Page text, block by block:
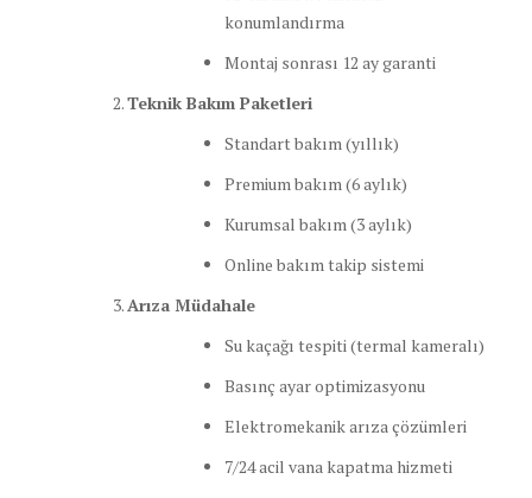
konumlandırma
Montaj sonrası 12 ay garanti
Teknik Bakım Paketleri
Standart bakım (yıllık)
Premium bakım (6 aylık)
Kurumsal bakım (3 aylık)
Online bakım takip sistemi
Arıza Müdahale
Su kaçağı tespiti (termal kameralı)
Basınç ayar optimizasyonu
Elektromekanik arıza çözümleri
7/24 acil vana kapatma hizmeti